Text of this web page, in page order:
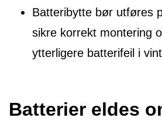
Batteribytte bør utføres
sikre korrekt montering
ytterligere batterifeil i
Batterier eldes